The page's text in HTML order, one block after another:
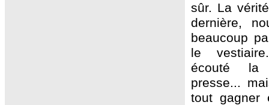
sûr. La
dernière,
beaucoup
le
écouté la
presse...
tout gagner